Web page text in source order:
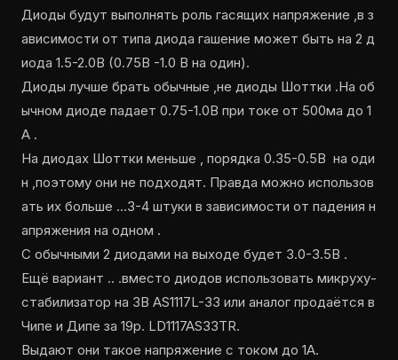
Диоды будут выполнять роль гасящих напряжение ,в з
ависимости от типа диода гашение может быть на 2 д
иода 1.5-2.0В (0.75В -1.0 В на один).
Диоды лучше брать обычные ,не диоды Шоттки .На об
ычном диоде падает 0.75-1.0В при токе от 500ма до 1
А .
На диодах Шоттки меньше , порядка 0.35-0.5В на оди
н ,поэтому они не подходят. Правда можно использов
ать их больше …3-4 штуки в зависимости от падения н
апряжения на одном .
С обычными 2 диодами на выходе будет 3.0-3.5В .
Ещё вариант .. .вместо диодов использовать микруху-
стабилизатор на 3В AS1117L-33 или аналог продаётся в
Чипе и Дипе за 19р. LD1117AS33TR.
Выдают они такое напряжение с током до 1А.